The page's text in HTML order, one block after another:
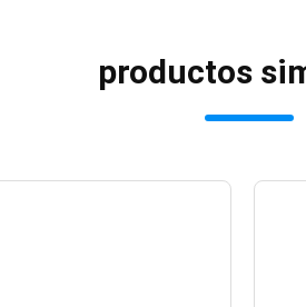
productos